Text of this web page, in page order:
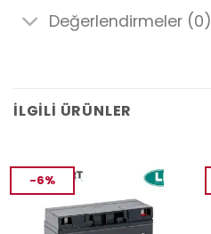
Değerlendirmeler (0)
İLGILI ÜRÜNLER
-6%